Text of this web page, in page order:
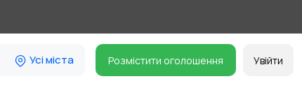
Усі міста Розмістити оголошення Увійти